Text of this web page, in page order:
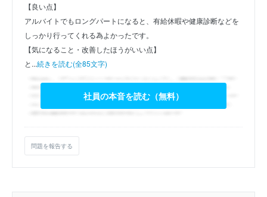
【良い点】
アルバイトでもロングパートになると、有給休暇や健康診断などを
しっかり行ってくれる為よかったです。
【気になること・改善したほうがいい点】
と...続きを読む(全85文字)
社員の本音を読む（無料）
問題を報告する